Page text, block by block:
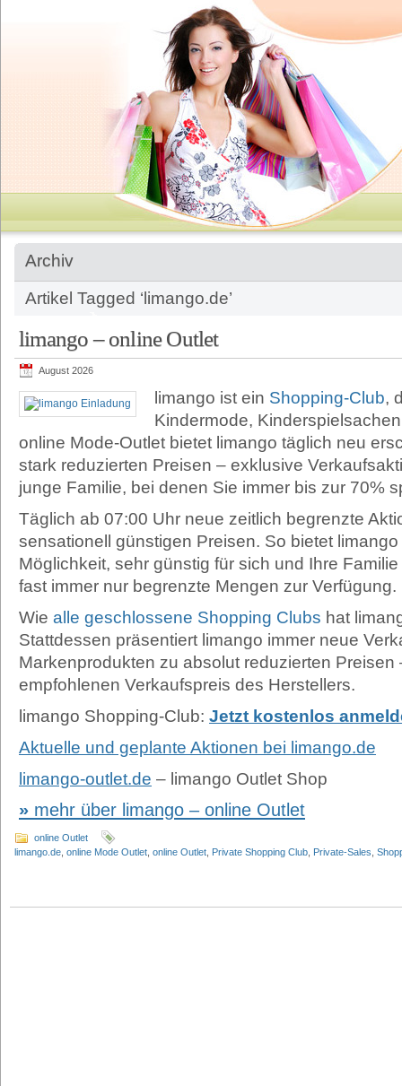
Archiv
Artikel Tagged ‘limango.de’
limango – online Outlet
August 2026
limango ist ein Shopping-Club,
Kindermode,
online Mode-Outlet bietet limango täglich neu
stark reduzierten Preisen – exklusive
junge Familie, bei denen Sie immer bis zur 70%
Täglich ab 07:00 Uhr neue zeitlich begrenzte
sensationell günstigen Preisen. So bietet
Möglichkeit, sehr günstig für sich und Ihre
fast immer nur begrenzte Mengen zur Verfügung.
Wie alle geschlossene Shopping Clubs hat
Stattdessen präsentiert limango immer neue
Markenprodukten zu absolut reduzierten Preisen
empfohlenen Verkaufspreis des Herstellers.
limango Shopping-Club: Jetzt kostenlos
Aktuelle und geplante Aktionen bei limango.de
limango-outlet.de – limango Outlet Shop
mehr über limango – online Outlet
online Outlet
limango.de online Mode Outlet online Outlet Private Shopping Club Private-Sales